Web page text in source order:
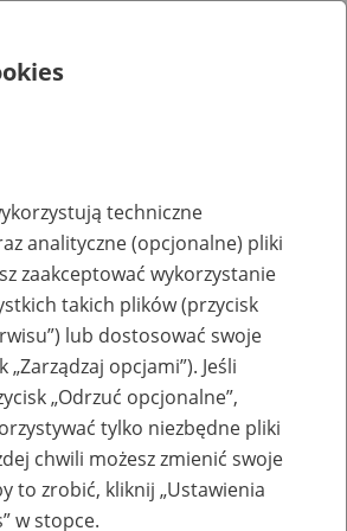
lub
zakładów pracy
techniczne
analityczne (opcjonalne) pliki
zaakceptować wykorzystanie
takich plików (przycisk
lub dostosować swoje
„Zarządzaj opcjami”). Jeśli
„Odrzuć opcjonalne”,
tylko niezbędne pliki
chwili możesz zmienić swoje
to zrobić, kliknij „Ustawienia
w stopce.